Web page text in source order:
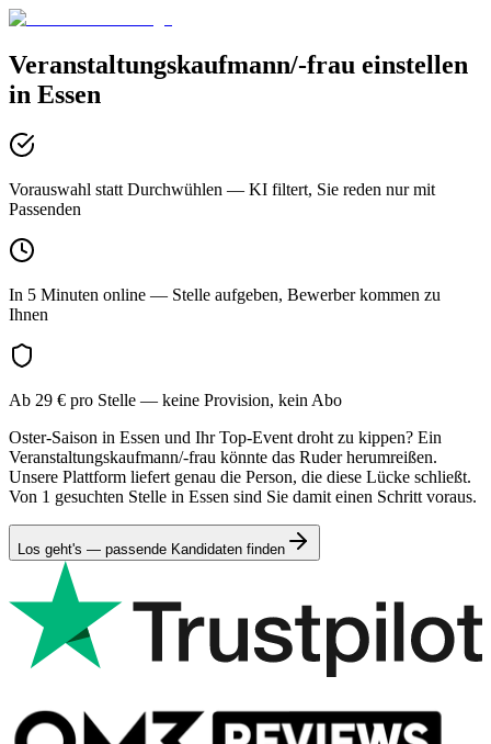
Veranstaltungskaufmann/-frau einstellen
in Essen
Vorauswahl statt Durchwühlen — KI filtert, Sie reden nur mit
Passenden
In 5 Minuten online — Stelle aufgeben, Bewerber kommen zu
Ihnen
Ab 29 € pro Stelle — keine Provision, kein Abo
Oster-Saison in Essen und Ihr Top-Event droht zu kippen? Ein
Veranstaltungskaufmann/-frau könnte das Ruder herumreißen.
Unsere Plattform liefert genau die Person, die diese Lücke schließt.
Von 1 gesuchten Stelle in Essen sind Sie damit einen Schritt voraus.
Los geht's — passende Kandidaten finden